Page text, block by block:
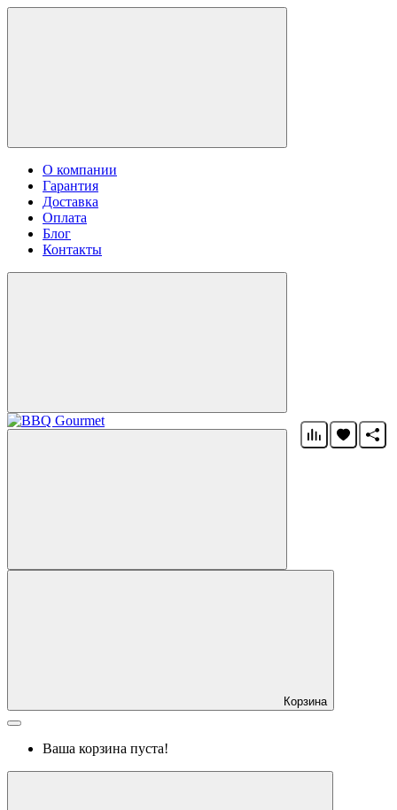
О компании
Гарантия
Доставка
Оплата
Блог
Контакты
Корзина
Ваша корзина пуста!